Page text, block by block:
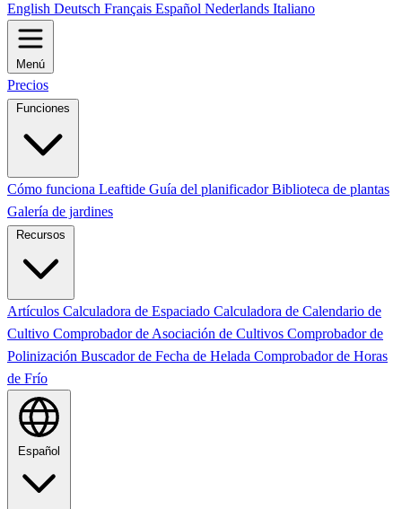
English Deutsch Français Español Nederlands Italiano
Menú
Precios
Funciones
Cómo funciona Leaftide Guía del planificadorBiblioteca de plantas
Galería de jardines
Recursos
Artículos Calculadora de Espaciado Calculadora de Calendario de
Cultivo Comprobador de Asociación de Cultivos Comprobador de
Polinización Buscador de Fecha de Helada Comprobador de Horas
de Frío
Español